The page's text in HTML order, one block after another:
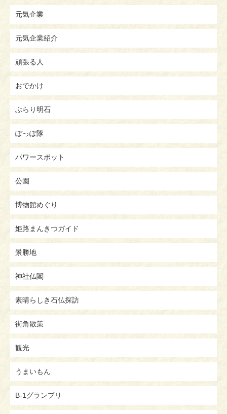
元気企業
元気企業紹介
頑張る人
おでかけ
ぶらり明石
ぽっぽ隊
パワースポット
公園
博物館めぐり
姫路まんきつガイド
景勝地
神社仏閣
素晴らしき石仏探訪
街角散策
観光
うまいもん
B-1グランプリ